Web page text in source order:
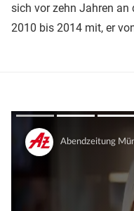
sich vor zehn Jahren an
2010 bis 2014 mit, er